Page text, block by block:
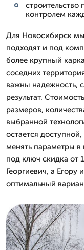
строительство
контролем
Для Новосибирск
подходят и под
более крупный
соседних
важны надежность,
результат.
размеров,
выбранной
остается
менять параметры в
под ключ скидка от
Георгиевич, а
оптимальный